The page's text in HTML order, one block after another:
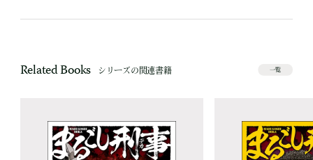
Related Books シリーズの関連書籍 一覧